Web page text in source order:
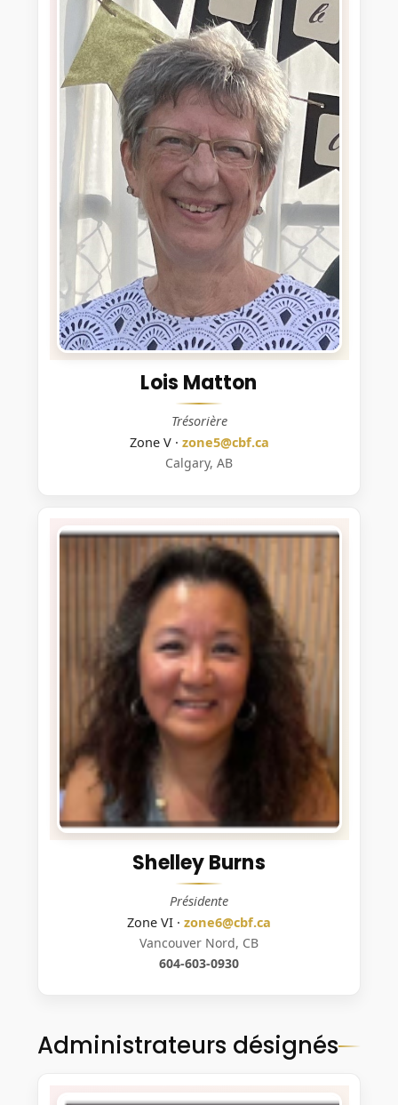
Lois Matton
Trésorière
Zone V · zone5@cbf.ca
Calgary, AB
Shelley Burns
Présidente
Zone VI · zone6@cbf.ca
Vancouver Nord, CB
604-603-0930
Administrateurs désignés